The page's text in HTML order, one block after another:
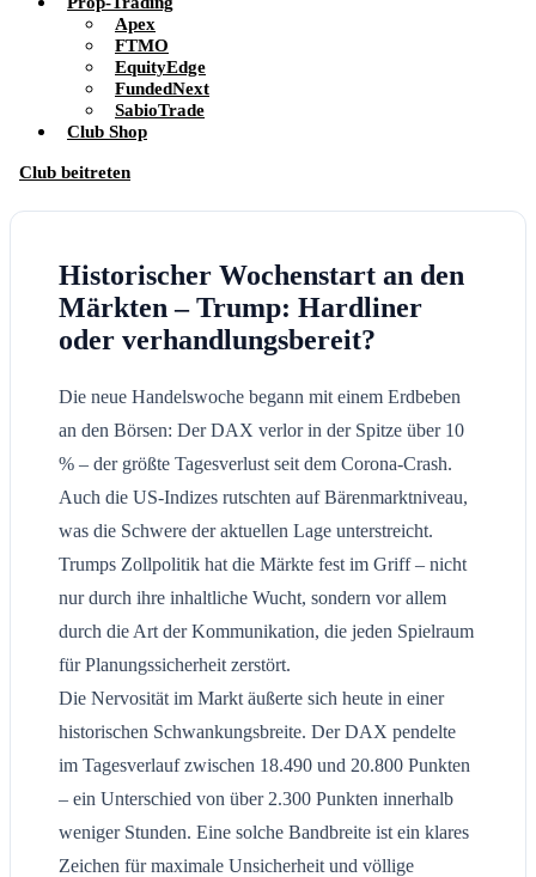
Apex
FTMO
EquityEdge
FundedNext
SabioTrade
Club Shop
Club beitreten
Historischer Wochenstart an den
Märkten – Trump: Hardliner
oder verhandlungsbereit?
Die neue Handelswoche begann mit einem Erdbeben
an den Börsen: Der DAX verlor in der Spitze über 10
% – der größte Tagesverlust seit dem Corona-Crash.
Auch die US-Indizes rutschten auf Bärenmarktniveau,
was die Schwere der aktuellen Lage unterstreicht.
Trumps Zollpolitik hat die Märkte fest im Griff – nicht
nur durch ihre inhaltliche Wucht, sondern vor allem
durch die Art der Kommunikation, die jeden Spielraum
für Planungssicherheit zerstört.
Die Nervosität im Markt äußerte sich heute in einer
historischen Schwankungsbreite. Der DAX pendelte
im Tagesverlauf zwischen 18.490 und 20.800 Punkten
– ein Unterschied von über 2.300 Punkten innerhalb
weniger Stunden. Eine solche Bandbreite ist ein klares
Zeichen für maximale Unsicherheit und völlige